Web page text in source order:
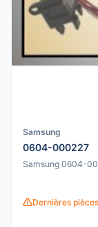
Samsung
0604-000227
Samsung 0604-
Dernières